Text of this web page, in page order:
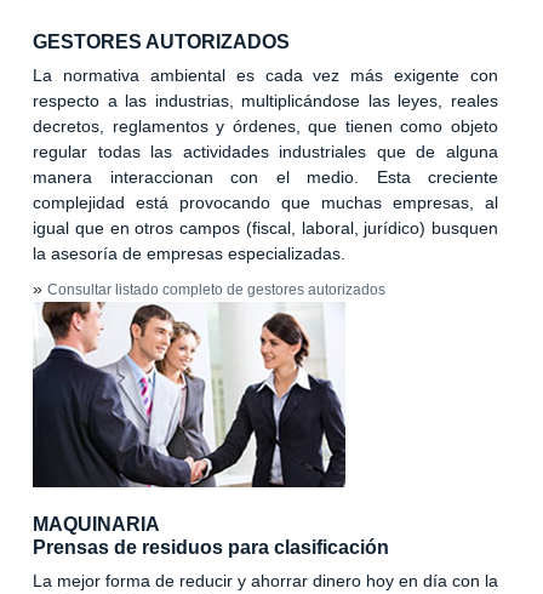
GESTORES AUTORIZADOS
La normativa ambiental es cada vez más exigente con
respecto a las industrias, multiplicándose las leyes, reales
decretos, reglamentos y órdenes, que tienen como objeto
regular todas las actividades industriales que de alguna
manera interaccionan con el medio. Esta creciente
complejidad está provocando que muchas empresas, al
igual que en otros campos (fiscal, laboral, jurídico) busquen
la asesoría de empresas especializadas.
» Consultar listado completo de gestores autorizados
MAQUINARIA
Prensas de residuos para clasificación
La mejor forma de reducir y ahorrar dinero hoy en día con la